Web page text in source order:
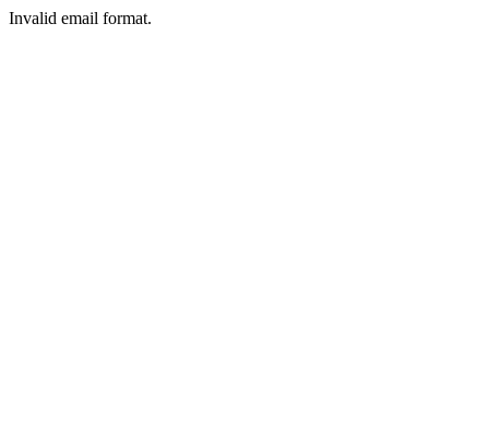
Invalid email format.